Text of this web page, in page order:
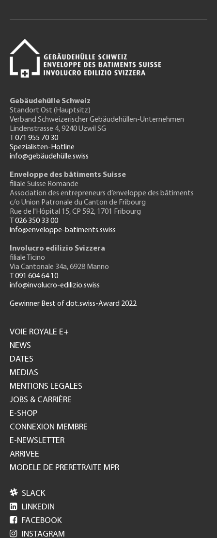
Gebäudehülle Schweiz
Standort Ost (Hauptsitz)
Verband Schweizerischer Gebäudehüllen-Unternehmen
Lindenstrasse 4, 9240 Uzwil SG
T 071 955 70 30
Spezialisten-Hotline
info@gebäudehülle.swiss
Enveloppe des bâtiments Suisse
filiale Suisse Romande
Association des entrepreneurs d’enveloppe des bâtiments
c/o Union Patronale du Canton de Fribourg
Rue de l'Hôpital 15, CP 592, 1701 Fribourg
T 026 350 33 00
info@enveloppe-batiments.swiss
Involucro edilizio Svizzera
filiale Ticino
Via Cantonale 34a, 6928 Manno
T 091 604 64 10
info@involucro-edilizio.swiss
Gewinner Best of dot.swiss-Award 2022
GH
VOIE ROYALE E+
NEWS
DATES
MEDIAS
MENTIONS LEGALES
JOBS & CARRIÈRE
E-SHOP
CONNEXION MEMBRE
E-NEWSLETTER
ARRIVEE
MODELE DE PRERETRAITE MPR
 SLACK
 LINKEDIN
 FACEBOOK
 INSTAGRAM